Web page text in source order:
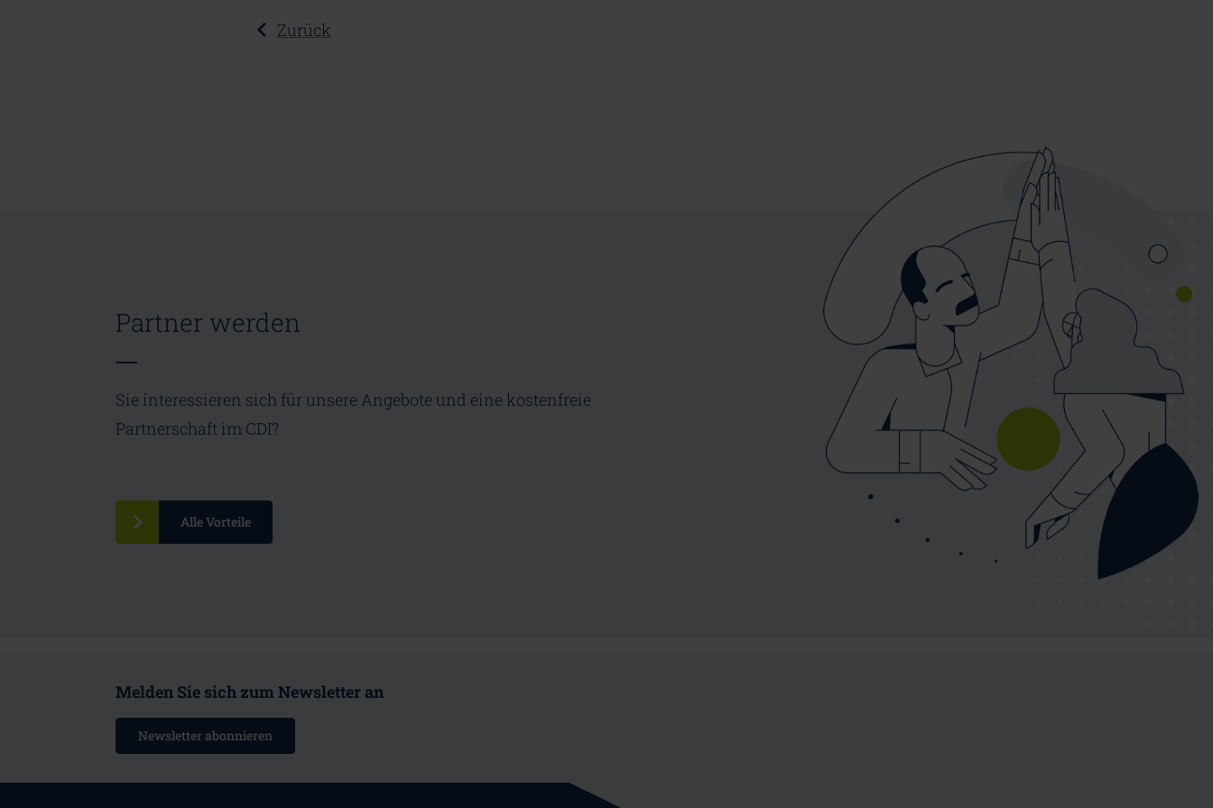
Zurück
Partner werden
Sie interessieren sich für unsere Angebote und eine kostenfreie
Partnerschaft im CDI?
Alle Vorteile
Melden Sie sich zum Newsletter an
Newsletter abonnieren